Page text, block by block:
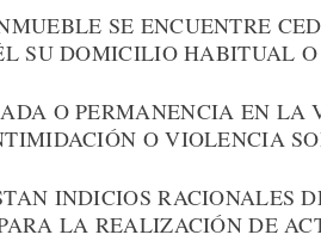
SE ENCUENTRE
SU DOMICILIO HABITUAL
O PERMANENCIA EN LA
O VIOLENCIA
INDICIOS RACIONALES
LA REALIZACIÓN DE